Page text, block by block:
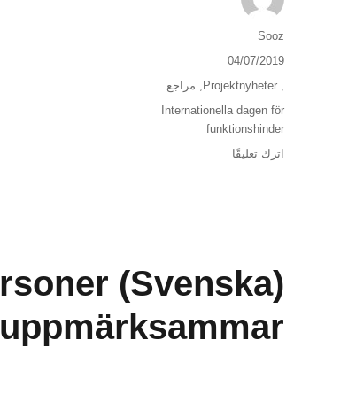
الكاتب
Sooz
نُشرت
04/07/2019
التصنيفات ,
Projektnyheter
, مراجع
الوسوم
Internationella dagen för
funktionshinder
اترك تعليقًا
ömsesidig